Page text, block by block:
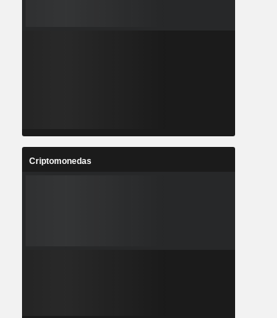
Criptomonedas